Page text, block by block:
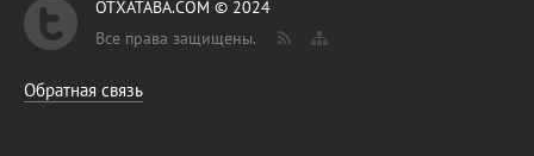
OTXATABA.COM © 2024
Все права защищены.
Обратная связь